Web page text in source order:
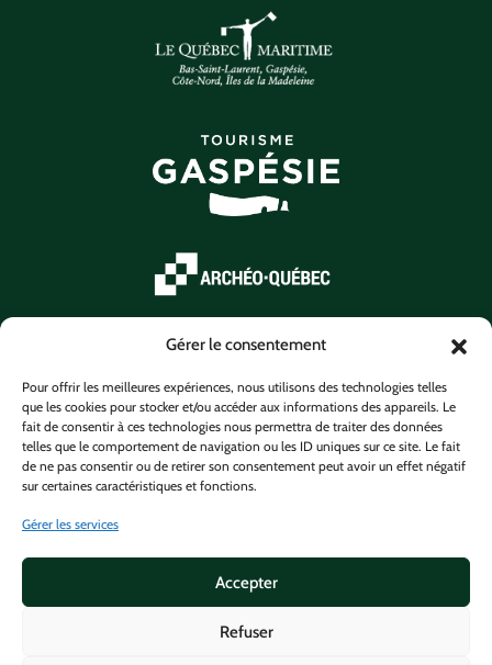
Gérer le consentement
Pour offrir les meilleures expériences, nous utilisons des technologies telles
que les cookies pour stocker et/ou accéder aux informations des appareils. Le
fait de consentir à ces technologies nous permettra de traiter des données
telles que le comportement de navigation ou les ID uniques sur ce site. Le fait
de ne pas consentir ou de retirer son consentement peut avoir un effet négatif
sur certaines caractéristiques et fonctions.
Gérer les services
Accepter
Refuser